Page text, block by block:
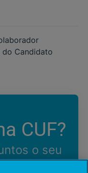
do Candidato
CUF?
o seu